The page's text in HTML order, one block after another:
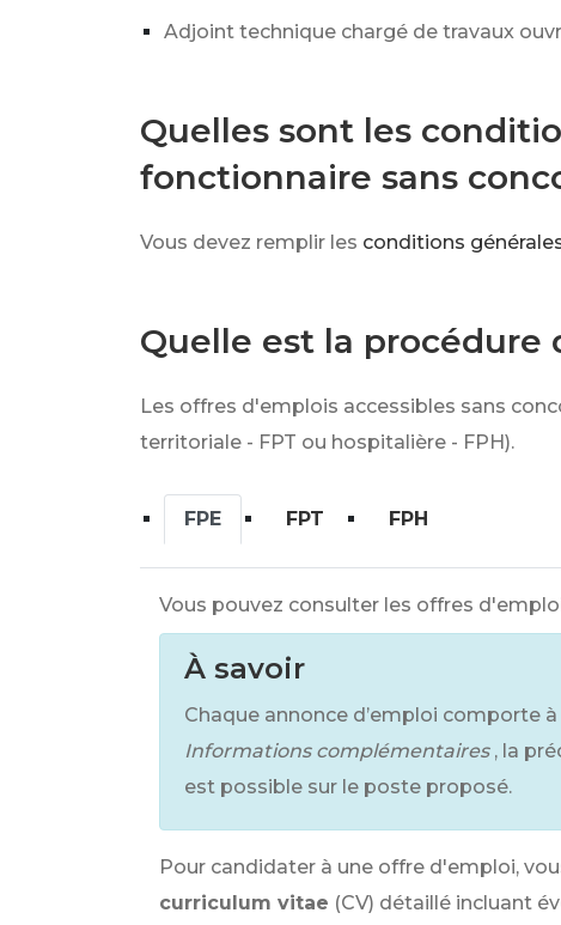
Adjoint technique chargé de travaux
Quelles sont les
fonctionnaire sans
Vous devez remplir les conditions
Quelle est la
Les offres d'emplois accessibles sans
territoriale - FPT ou hospitalière - FPH).
FPE FPT FPH
Vous pouvez consulter les offres
À savoir
Chaque annonce d’emploi comporte
Informations complémentaires , la
est possible sur le poste proposé.
Pour candidater à une offre d'emploi,
curriculum vitae (CV) détaillé incluant